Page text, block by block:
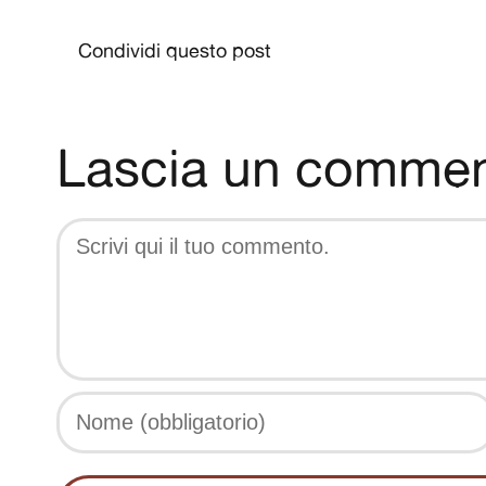
Condividi questo post
Lascia un
Comment